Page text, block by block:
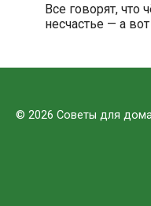
Все говорят, что
несчастье — а
© 2026 Советы для